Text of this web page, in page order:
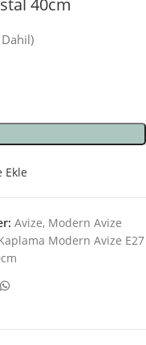
40cm
Ekle
Avize, Modern Avize
Modern Avize E27